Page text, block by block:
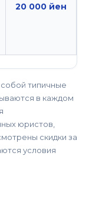
20 000 йен
типичные
в каждом
юристов,
скидки за
условия